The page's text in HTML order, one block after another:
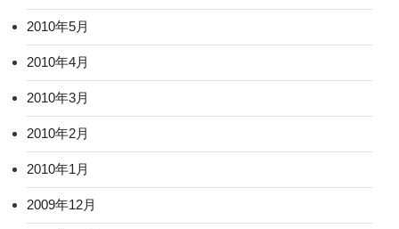
2010年5月
2010年4月
2010年3月
2010年2月
2010年1月
2009年12月